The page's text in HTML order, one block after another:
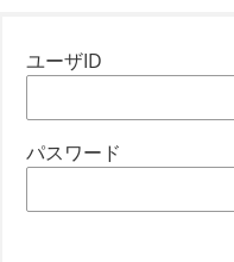
ユーザID
パスワード